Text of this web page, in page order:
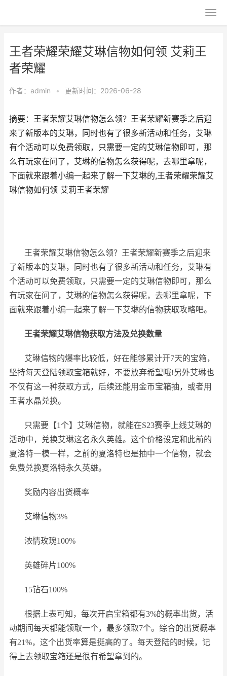
王者荣耀荣耀艾琳信物如何领 艾莉王
者荣耀
作者： admin • 更新时间：2026-06-28
摘要：王者荣耀艾琳信物怎么领？王者荣耀新赛季之后迎
来了新版本的艾琳，同时也有了很多新活动和任务，艾琳
有个活动可以免费领取，只需要一定的艾琳信物即可，那
么有玩家在问了，艾琳的信物怎么获得呢，去哪里拿呢，
下面就来跟着小编一起来了解一下艾琳的,王者荣耀荣耀艾
琳信物如何领 艾莉王者荣耀
王者荣耀艾琳信物怎么领？王者荣耀新赛季之后迎来
了新版本的艾琳，同时也有了很多新活动和任务，艾琳有
个活动可以免费领取，只需要一定的艾琳信物即可，那么
有玩家在问了，艾琳的信物怎么获得呢，去哪里拿呢，下
面就来跟着小编一起来了解一下艾琳的信物获取攻略吧。
王者荣耀艾琳信物获取方法及兑换数量
艾琳信物的爆率比较低，好在能够累计开7天的宝箱，
坚持每天登陆领取宝箱就好，不要放弃希望哦!另外艾琳也
不仅有这一种获取方式，后续还能用金币宝箱抽，或者用
王者水晶兑换。
只需要【1个】艾琳信物，就能在S23赛季上线艾琳的
活动中，兑换艾琳这名永久英雄。这个价格设定和此前的
夏洛特一模一样，之前的夏洛特也是抽中一个信物，就会
免费兑换夏洛特永久英雄。
奖励内容出货概率
艾琳信物3%
浓情玫瑰100%
英雄碎片100%
15钻石100%
根据上表可知，每次开启宝箱都有3%的概率出货，活
动期间每天都能领取一个，最多领取7个。综合的出货概率
有21%，这个出货率算是挺高的了。每天登陆的时候，记
得上去领取宝箱还是很有希望拿到的。